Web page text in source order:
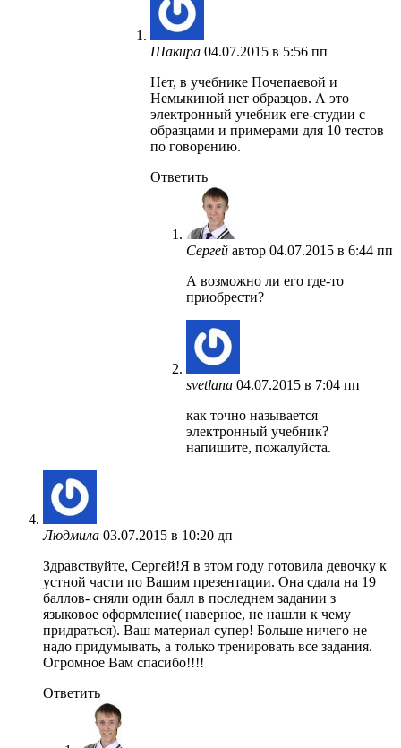
Шакира 04.07.2015 в 5:56 пп
Нет, в учебнике Почепаевой и
Немыкиной нет образцов. А это
электронный учебник еге-студии с
образцами и примерами для 10 тестов
по говорению.
Ответить
Сергей автор 04.07.2015 в 6:44 пп
А возможно ли его где-то
приобрести?
svetlana 04.07.2015 в 7:04 пп
как точно называется
электронный учебник?
напишите, пожалуйста.
Людмила 03.07.2015 в 10:20 дп
Здравствуйте, Сергей!Я в этом году готовила девочку к
устной части по Вашим презентации. Она сдала на 19
баллов- сняли один балл в последнем задании з
языковое оформление( наверное, не нашли к чему
придраться). Ваш материал супер! Больше ничего не
надо придумывать, а только тренировать все задания.
Огромное Вам спасибо!!!!
Ответить